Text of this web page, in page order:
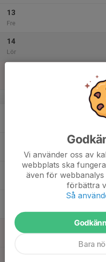
13
Fre
14
Lör
20
Vi använder oss av
webbplats ska
även för
förbättra
Så
Bara